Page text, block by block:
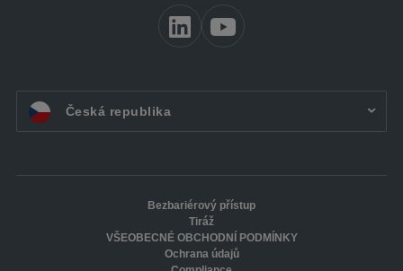
CZ: Česká republika
Bezbariérový přístup
Tiráž
VŠEOBECNÉ OBCHODNÍ PODMÍNKY
Ochrana údajů